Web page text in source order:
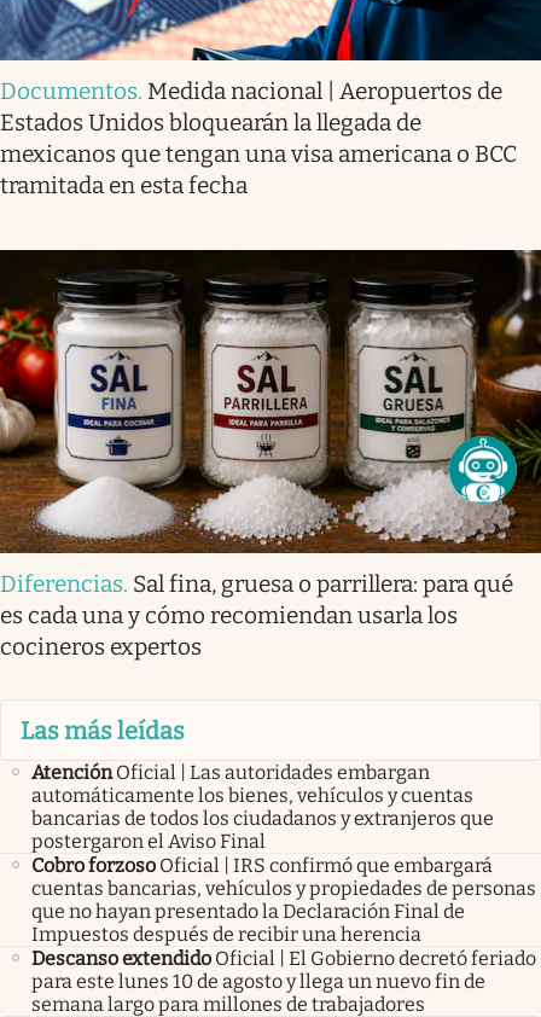
Documentos. Medida nacional | Aeropuertos de
Estados Unidos bloquearán la llegada de
mexicanos que tengan una visa americana o BCC
tramitada en esta fecha
Diferencias. Sal fina, gruesa o parrillera: para qué
es cada una y cómo recomiendan usarla los
cocineros expertos
Las más leídas
Atención Oficial | Las autoridades embargan
automáticamente los bienes, vehículos y cuentas
bancarias de todos los ciudadanos y extranjeros que
postergaron el Aviso Final
Cobro forzoso Oficial | IRS confirmó que embargará
cuentas bancarias, vehículos y propiedades de personas
que no hayan presentado la Declaración Final de
Impuestos después de recibir una herencia
Descanso extendido Oficial | El Gobierno decretó feriado
para este lunes 10 de agosto y llega un nuevo fin de
semana largo para millones de trabajadores